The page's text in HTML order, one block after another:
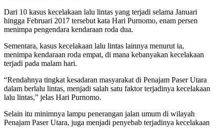
Dari 10 kasus kecelakaan lalu lintas yang terjadi selama Januari
hingga Februari 2017 tersebut kata Hari Purnomo, enam persen
menimpa pengendara kendaraan roda dua.
Sementara, kasus kecelakaan lalu lintas lainnya menurut ia,
menimpa kendaraan roda empat, di mana kebanyakan kecelakaan
terjadi pada malam hari.
“Rendahnya tingkat kesadaran masyarakat di Penajam Paser Utara
dalam berlalu lintas, menjadi salah satu faktor terjadinya kecelakaan
lalu lintas,” jelas Hari Purnomo.
Selain itu minimnya lampu penerangan jalan umum di wilayah
Penajam Paser Utara, juga menjadi penyebab terjadinya kecelakaan